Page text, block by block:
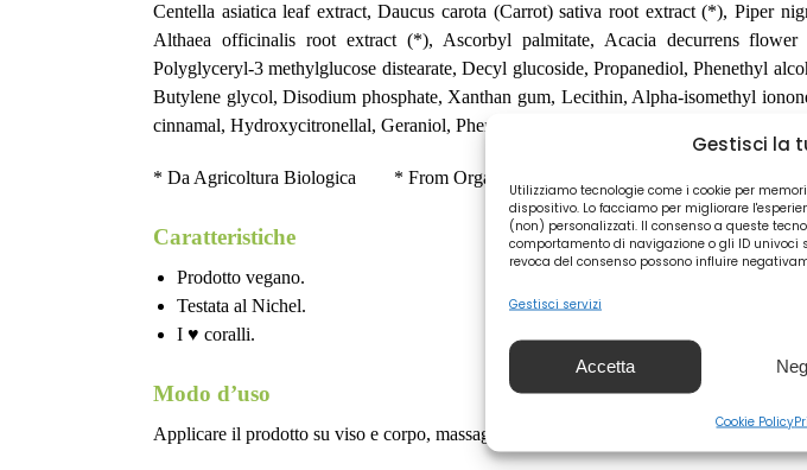
Gestisci la
Utilizziamo tecnologie come i cookie per
dispositivo. Lo facciamo per migliorare
(non) personalizzati. Il consenso a queste
comportamento di navigazione o gli ID univoci
revoca del consenso possono influire
Gestisci servizi
Accetta
Cookie Policy
Centella asiatica leaf extract, Daucus carota (Carrot) sativa root extract (*), Piper
Althaea officinalis root extract (*), Ascorbyl palmitate, Acacia decurrens
Polyglyceryl-3 methylglucose distearate, Decyl glucoside, Propanediol, Phenethyl
Butylene glycol, Disodium phosphate, Xanthan gum, Lecithin, Alpha-isomethyl
cinnamal, Hydroxycitronellal, Geraniol, Phenoxyethanol, Acrylates/beheneth-25
* Da Agricoltura Biologica * From Organic Agriculture
Caratteristiche
Prodotto vegano.
Testata al Nichel.
I ♥ coralli.
Modo d’uso
Applicare il prodotto su viso e corpo, massaggiando fino a completo assorbimento.